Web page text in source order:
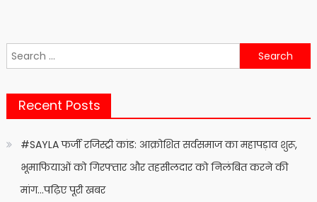
Search
for:
Recent Posts
#SAYLA फर्जी रजिस्ट्री कांड: आक्रोशित सर्वसमाज का महापड़ाव शुरू,
भूमाफियाओं को गिरफ्तार और तहसीलदार को निलंबित करने की
मांग…पढ़िए पूरी खबर